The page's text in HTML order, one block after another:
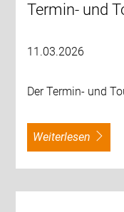
Termin- und
11.03.2026
Der Termin- und
weiterlesen